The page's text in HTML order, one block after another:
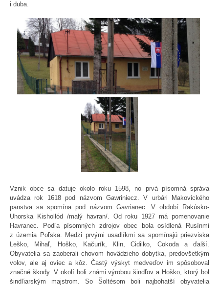
i duba.
Vznik obce sa datuje okolo roku 1598, no prvá písomná správa
uvádza rok 1618 pod názvom Gawriniecz. V urbári Makovického
panstva sa spomína pod názvom Gavrianec. V období Rakúsko-
Uhorska Kishollód /malý havran/. Od roku 1927 má pomenovanie
Havranec. Podľa písomných zdrojov obec bola osídlená Rusínmi
z územia Poľska. Medzi prvými usadlíkmi sa spomínajú priezviska
Leško, Mihaľ, Hoško, Kačurík, Klin, Cidilko, Cokoda a ďalší.
Obyvatelia sa zaoberali chovom hovädzieho dobytka, predovšetkým
volov, ale aj oviec a kôz. Častý výskyt medveďov im spôsoboval
značné škody. V okolí boli známi výrobou šindľov a Hoško, ktorý bol
šindľiarským majstrom. So Šoltésom boli najbohatší obyvatelia